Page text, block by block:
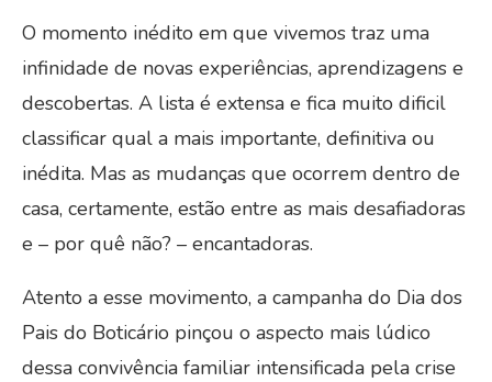
O momento inédito em que vivemos traz uma
infinidade de novas experiências, aprendizagens e
descobertas. A lista é extensa e fica muito dificil
classificar qual a mais importante, definitiva ou
inédita. Mas as mudanças que ocorrem dentro de
casa, certamente, estão entre as mais desafiadoras
e – por quê não? – encantadoras.
Atento a esse movimento, a campanha do Dia dos
Pais do Boticário pinçou o aspecto mais lúdico
dessa convivência familiar intensificada pela crise